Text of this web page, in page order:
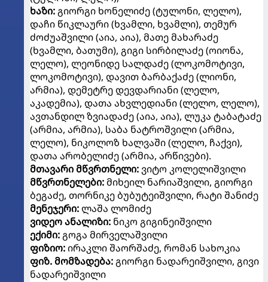
ხაზი:გიორგი ხონელიძე (ტულონი, ლელო),
დაჩი წიკლაური (ხვამლი, ხვამლი), თემურ
ძოძუაშვილი (აია, აია), მათე მახარაძე
(ხვამლი, ბათუმი), გიგი სირბილაძე (ოიონა,
ლელო), ლეონიდე სალდაძე (ლოკომოტივი,
ლოკომოტივი), დავით ბარბაქაძე (ლიონი,
არმია), დემეტრე დევდარიანი (ლელო,
აკადემია), დათა ახვლედიანი (ლელო, ლელო),
ავთანდილ ზვიადაძე (აია, აია), ლუკა ტაბატაძე
(არმია, არმია), საბა ნატროშვილი (არმია,
ლელო), ნიკოლოზ ხალვაში (ლელო, ჩაქვი),
დათა არობელიძე (არმია, არწივები).
მთავარი მწვრთნელი: ვიტო კოლელიშვილი
მწვრთნელები:მიხეილ ნარიაშვილი, გიორგი
ბეგაძე, თორნიკე ბუბუტეიშვილი, რატი შანიძე
მენეჯერი:ლაშა ლომიძე
ვიდეო ანალიზი: ნიკო გიგინეიშვილი
ექიმი:გოგა მირველაშვილი
ფიზიო:ირაკლი შაორშაძე, რომან სახოკია
ფიზ. მომზადება:გიორგი ნადარეიშვილი, გივი
ნადარეიშვილი